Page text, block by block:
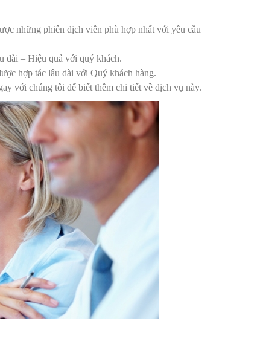
những phiên dịch viên phù hợp nhất với yêu cầu
dài – Hiệu quả với quý khách.
hợp tác lâu dài với Quý khách hàng.
với chúng tôi để biết thêm chi tiết về dịch vụ này.